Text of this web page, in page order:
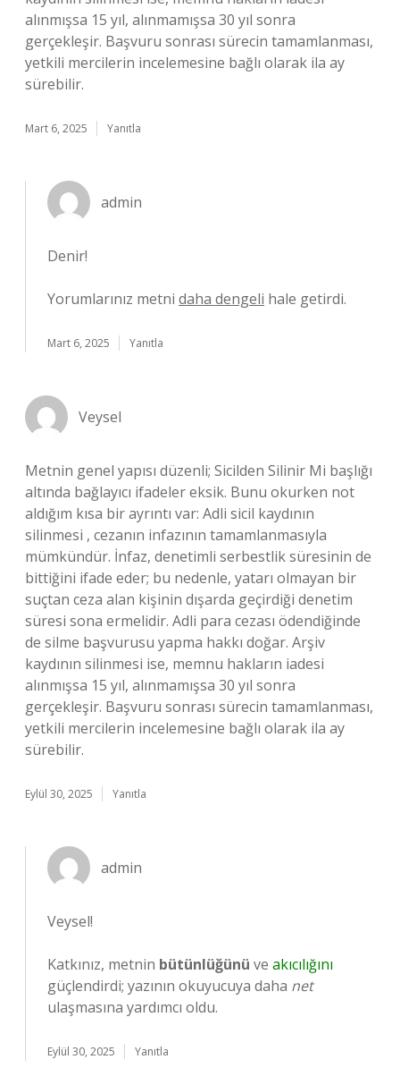
alınmışsa 15 yıl, alınmamışsa 30 yıl sonra
gerçekleşir. Başvuru sonrası sürecin tamamlanması,
yetkili mercilerin incelemesine bağlı olarak ila ay
sürebilir.
Mart 6, 2025 Yanıtla
admin
Denir!
Yorumlarınız metni daha dengeli hale getirdi.
Mart 6, 2025 Yanıtla
Veysel
Metnin genel yapısı düzenli; Sicilden Silinir Mi başlığı
altında bağlayıcı ifadeler eksik. Bunu okurken not
aldığım kısa bir ayrıntı var: Adli sicil kaydının
silinmesi , cezanın infazının tamamlanmasıyla
mümkündür. İnfaz, denetimli serbestlik süresinin de
bittiğini ifade eder; bu nedenle, yatarı olmayan bir
suçtan ceza alan kişinin dışarda geçirdiği denetim
süresi sona ermelidir. Adli para cezası ödendiğinde
de silme başvurusu yapma hakkı doğar. Arşiv
kaydının silinmesi ise, memnu hakların iadesi
alınmışsa 15 yıl, alınmamışsa 30 yıl sonra
gerçekleşir. Başvuru sonrası sürecin tamamlanması,
yetkili mercilerin incelemesine bağlı olarak ila ay
sürebilir.
Eylül 30, 2025 Yanıtla
admin
Veysel!
Katkınız, metnin bütünlüğünü ve akıcılığını
güçlendirdi; yazının okuyucuya daha net
ulaşmasına yardımcı oldu.
Eylül 30, 2025 Yanıtla